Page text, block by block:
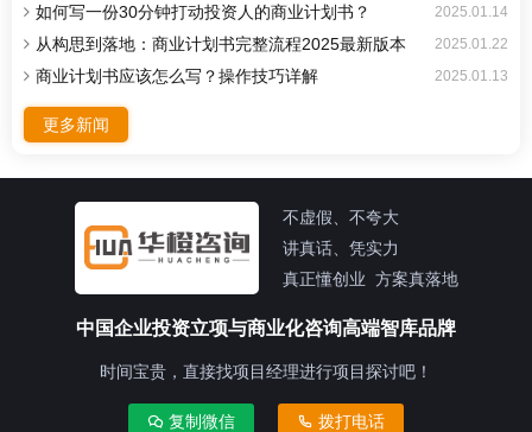
2025.01.14
如何写一份30分钟打动投资人的商业计划书？
2025.01.22
从构思到落地：商业计划书完整流程2025最新版本
2025.01.13
商业计划书应该怎么写？操作技巧详解
更多新闻
不虚假、不夸大
讲真话、凭实力
真正懂创业 方案真落地
中国企业投资立项与商业化咨询高端智库品牌
时间宝贵，直接找项目经理进行项目探讨吧！
复制微信 拨打电话